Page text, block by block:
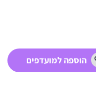
הוספה למועדפים